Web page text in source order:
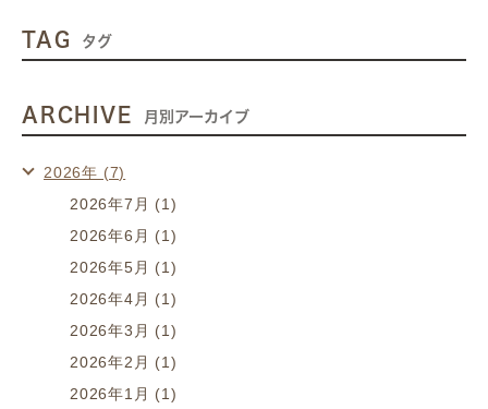
TAG タグ
ARCHIVE 月別アーカイブ
2026年 (7)
2026年7月 (1)
2026年6月 (1)
2026年5月 (1)
2026年4月 (1)
2026年3月 (1)
2026年2月 (1)
2026年1月 (1)